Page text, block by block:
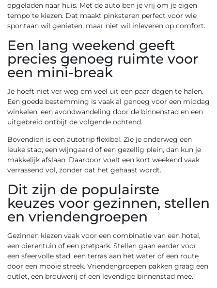
opgeladen naar huis. Met de auto ben je vrij om je eigen
tempo te kiezen. Dat maakt pinksteren perfect voor wie
spontaan wil genieten, maar niet wil inleveren op comfort.
Een lang weekend geeft
precies genoeg ruimte voor
een mini-break
Je hoeft niet ver weg om veel uit een paar dagen te halen.
Een goede bestemming is vaak al genoeg voor een middag
winkelen, een avondwandeling door de binnenstad en een
uitgebreid ontbijt de volgende ochtend.
Bovendien is een autotrip flexibel. Zie je onderweg een
leuke stad, een wijngaard of een gezellig plein, dan kun je
makkelijk afslaan. Daardoor voelt een kort weekend vaak
verrassend vol, zonder dat het gehaast wordt.
Dit zijn de populairste
keuzes voor gezinnen, stellen
en vriendengroepen
Gezinnen kiezen vaak voor een combinatie van een hotel,
een dierentuin of een pretpark. Stellen gaan eerder voor
een sfeervolle stad, een terras aan het water of een route
door een mooie streek. Vriendengroepen pakken graag een
outlet, een brouwerij of een levendige binnenstad mee.